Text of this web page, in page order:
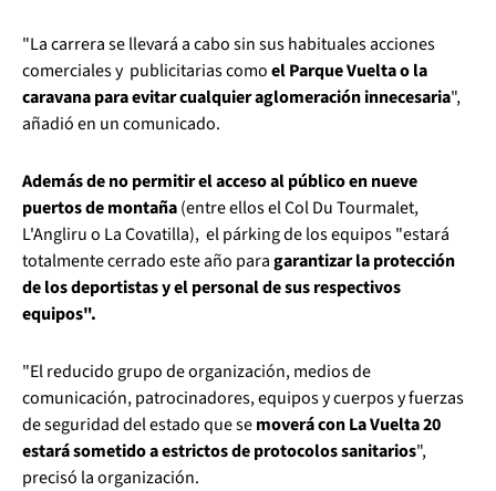
"La carrera se llevará a cabo sin sus habituales acciones
comerciales y publicitarias comoel Parque Vuelta o la
caravana para evitar cualquier aglomeración innecesaria",
añadió en un comunicado.
Además de no permitir el acceso al público en nueve
puertos de montaña(entre ellos el Col Du Tourmalet,
L'Angliru o La Covatilla), el párking de los equipos "estará
totalmente cerrado este año paragarantizar la protección
de los deportistas y el personal de sus respectivos
equipos".
"El reducido grupo de organización, medios de
comunicación, patrocinadores, equipos y cuerpos y fuerzas
de seguridad del estado que semoverá con La Vuelta 20
estará sometido a estrictos de protocolos sanitarios",
precisó la organización.